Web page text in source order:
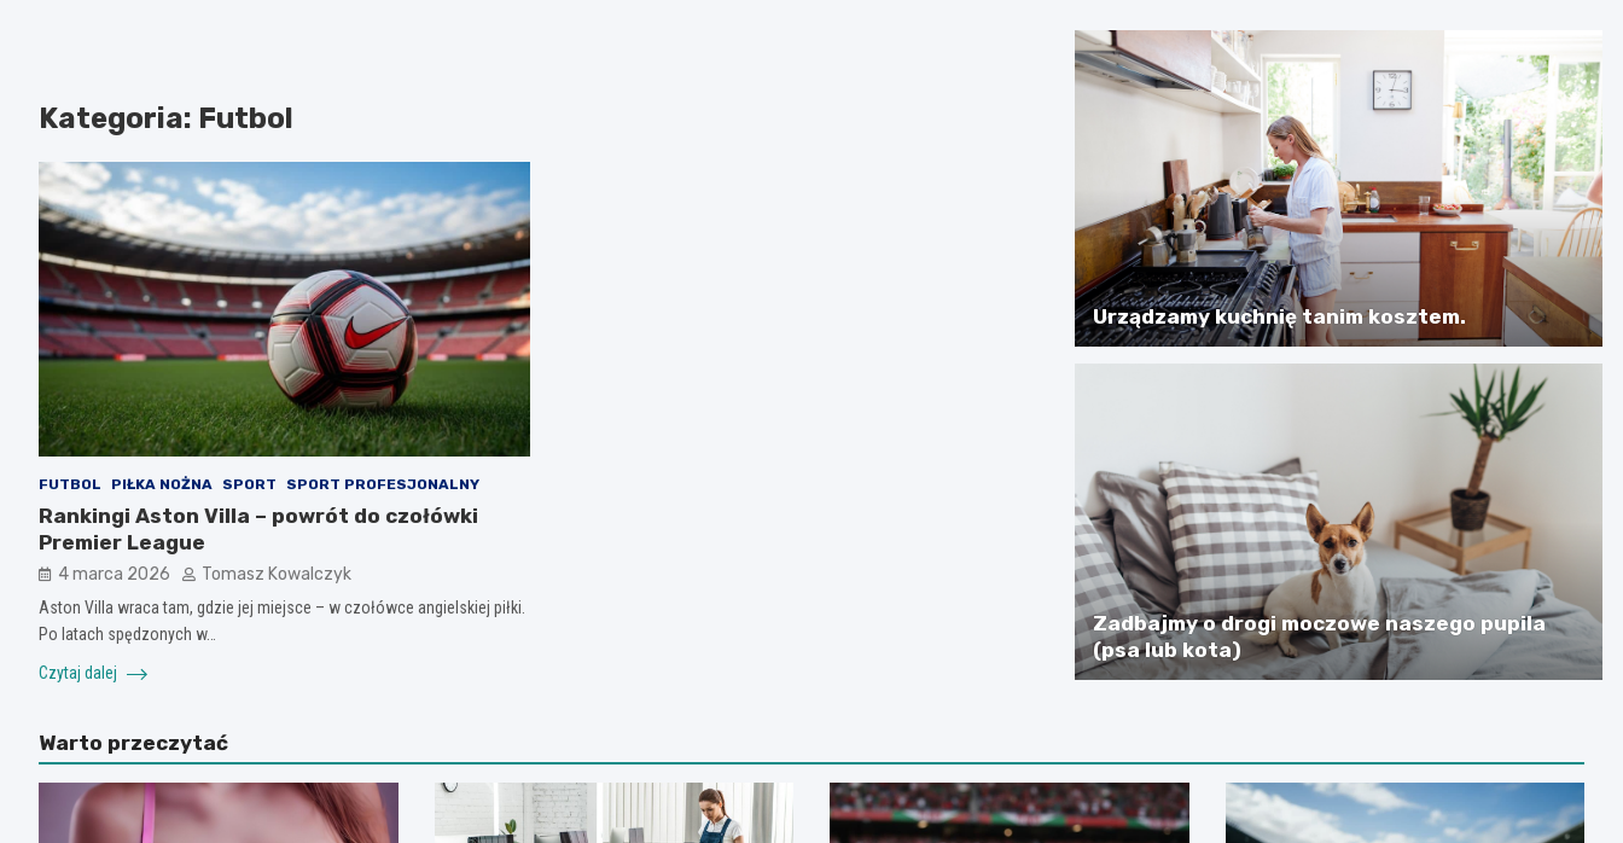
Kategoria: Futbol
FUTBOL PIŁKA NOŻNA SPORT SPORT PROFESJONALNY
Rankingi Aston Villa – powrót do czołówki
Premier League
4 marca 2026 Tomasz Kowalczyk
Aston Villa wraca tam, gdzie jej miejsce – w czołówce angielskiej piłki.
Po latach spędzonych w…
Czytaj dalej
Urządzamy kuchnię tanim kosztem.
Zadbajmy o drogi moczowe naszego pupila
(psa lub kota)
Warto przeczytać